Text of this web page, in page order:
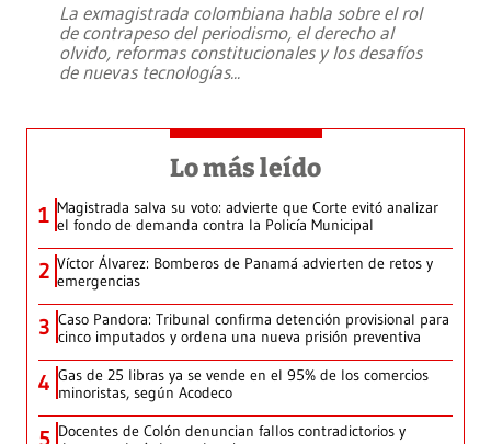
La exmagistrada colombiana habla sobre el rol
de contrapeso del periodismo, el derecho al
olvido, reformas constitucionales y los desafíos
de nuevas tecnologías...
Lo más leído
1 Magistrada salva su voto: advierte que Corte evitó analizar
el fondo de demanda contra la Policía Municipal
2 Víctor Álvarez: Bomberos de Panamá advierten de retos y
emergencias
3 Caso Pandora: Tribunal confirma detención provisional para
cinco imputados y ordena una nueva prisión preventiva
4 Gas de 25 libras ya se vende en el 95% de los comercios
minoristas, según Acodeco
5 Docentes de Colón denuncian fallos contradictorios y